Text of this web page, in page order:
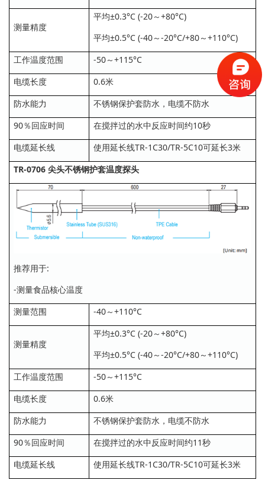
测量精度
平均±0.3°C (-20～+80°C)
平均±0.5°C (-40～-20°C/+80～+110°C)
工作温度范围
-50～+115°C
电缆长度
0.6米
防水能力
不锈钢保护套防水，电缆不防水
90％回应时间
在搅拌过的水中反应时间约10秒
电缆延长线
使用延长线TR-1C30/TR-5C10可延长3米
TR-0706 尖头不锈钢护套温度探头
推荐用于:
-测量食品核心温度
测量范围
-40～+110°C
测量精度
平均±0.3°C (-20～+80°C)
平均±0.5°C (-40～-20°C/+80～+110°C)
工作温度范围
-50～+115°C
电缆长度
0.6米
防水能力
不锈钢保护套防水，电缆不防水
90％回应时间
在搅拌过的水中反应时间约11秒
电缆延长线
使用延长线TR-1C30/TR-5C10可延长3米